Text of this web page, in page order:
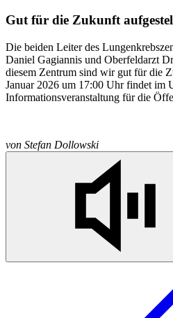
Gut für die Zukunft
Die beiden Leiter des
Daniel Gagiannis und Oberfeldarzt
diesem Zentrum sind wir gut für die
Januar 2026 um 17:00 Uhr findet im
Informationsveranstaltung für die
von Stefan Dollowski